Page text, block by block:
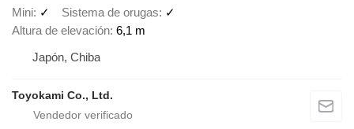
Mini ✓ Sistema de orugas
✓
Altura de elevación 6,1 m
Japón, Chiba
Toyokami Co., Ltd.